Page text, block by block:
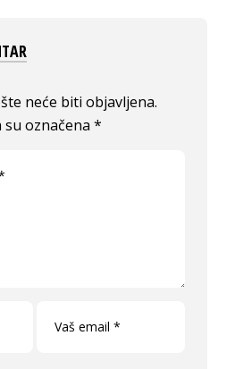
neće biti objavljena.
su označena*